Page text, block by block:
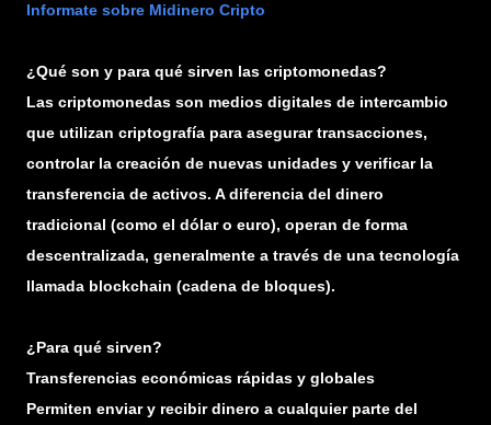
Informate sobre Midinero Cripto
¿Qué son y para qué sirven las criptomonedas?
Las criptomonedas son medios digitales de intercambio
que utilizan criptografía para asegurar transacciones,
controlar la creación de nuevas unidades y verificar la
transferencia de activos. A diferencia del dinero
tradicional (como el dólar o euro), operan de forma
descentralizada, generalmente a través de una tecnología
llamada blockchain (cadena de bloques).
¿Para qué sirven?
Transferencias económicas rápidas y globales
Permiten enviar y recibir dinero a cualquier parte del